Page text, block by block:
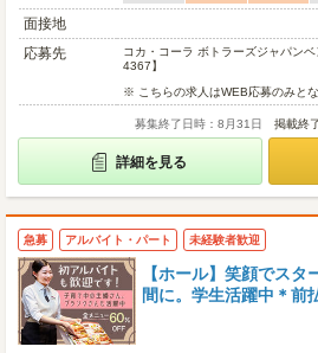
面接地
応募先
コカ・コーラ ボトラーズジャパン
4367】
※ こちらの求人はWEB応募のみと
募集終了日時：8月31日 掲載終
詳細を見る
急募 アルバイト・パート 未経験者歓迎
【ホール】笑顔でス
間に。学生活躍中＊前